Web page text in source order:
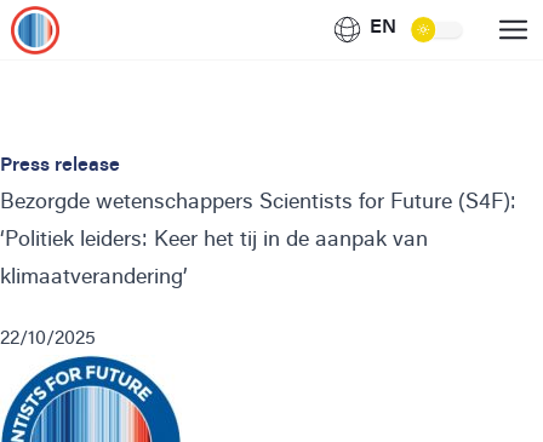
EN
Press release
Bezorgde wetenschappers Scientists for Future (S4F):
‘Politiek leiders: Keer het tij in de aanpak van
klimaatverandering’
22/10/2025